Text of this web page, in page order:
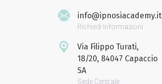
info@ipnosiacademy.it
Richiedi Informazioni
Via Filippo Turati,
18/20, 84047 Capaccio
SA
Sede Centrale